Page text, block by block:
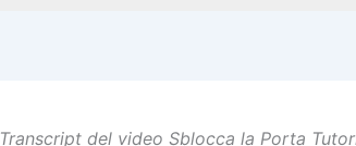
Transcript del video Sblocca la Porta